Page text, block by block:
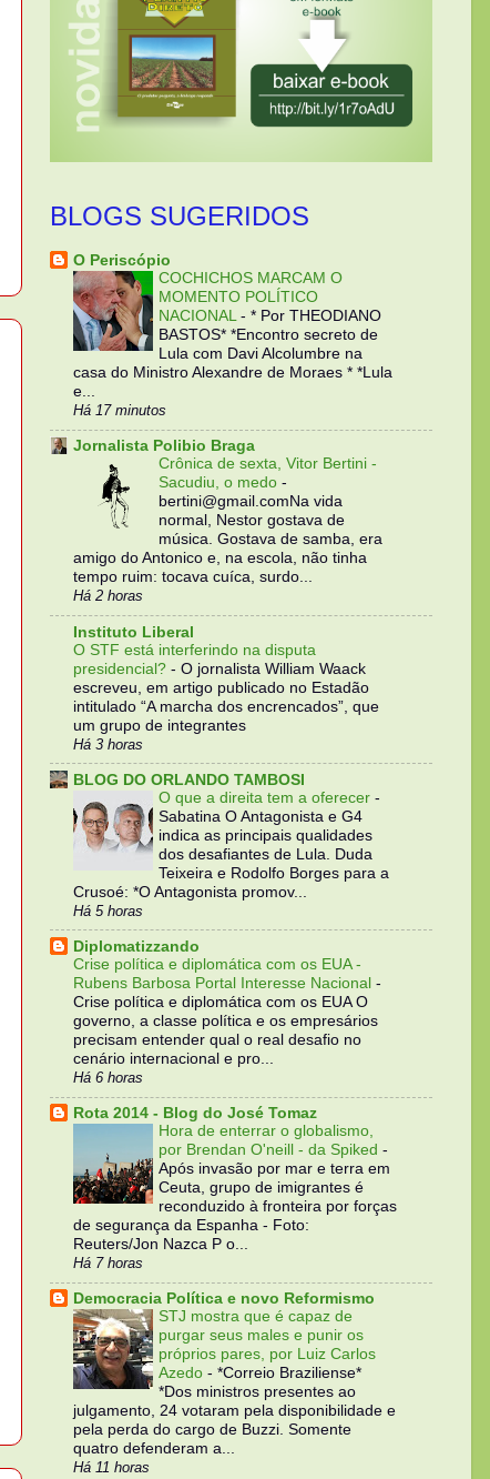
BLOGS SUGERIDOS
O Periscópio
COCHICHOS MARCAM O
MOMENTO POLÍTICO
NACIONAL - * Por THEODIANO
BASTOS* *Encontro secreto de
Lula com Davi Alcolumbre na
casa do Ministro Alexandre de Moraes * *Lula
e...
Há 17 minutos
Jornalista Polibio Braga
Crônica de sexta, Vitor Bertini -
Sacudiu, o medo -
bertini@gmail.comNa vida
normal, Nestor gostava de
música. Gostava de samba, era
amigo do Antonico e, na escola, não tinha
tempo ruim: tocava cuíca, surdo...
Há 2 horas
Instituto Liberal
O STF está interferindo na disputa
presidencial? - O jornalista William Waack
escreveu, em artigo publicado no Estadão
intitulado “A marcha dos encrencados”, que
um grupo de integrantes
Há 3 horas
BLOG DO ORLANDO TAMBOSI
O que a direita tem a oferecer -
Sabatina O Antagonista e G4
indica as principais qualidades
dos desafiantes de Lula. Duda
Teixeira e Rodolfo Borges para a
Crusoé: *O Antagonista promov...
Há 5 horas
Diplomatizzando
Crise política e diplomática com os EUA -
Rubens Barbosa Portal Interesse Nacional -
Crise política e diplomática com os EUA O
governo, a classe política e os empresários
precisam entender qual o real desafio no
cenário internacional e pro...
Há 6 horas
Rota 2014 - Blog do José Tomaz
Hora de enterrar o globalismo,
por Brendan O'neill - da Spiked -
Após invasão por mar e terra em
Ceuta, grupo de imigrantes é
reconduzido à fronteira por forças
de segurança da Espanha - Foto:
Reuters/Jon Nazca P o...
Há 7 horas
Democracia Política e novo Reformismo
STJ mostra que é capaz de
purgar seus males e punir os
próprios pares, por Luiz Carlos
Azedo - *Correio Braziliense*
*Dos ministros presentes ao
julgamento, 24 votaram pela disponibilidade e
pela perda do cargo de Buzzi. Somente
quatro defenderam a...
Há 11 horas